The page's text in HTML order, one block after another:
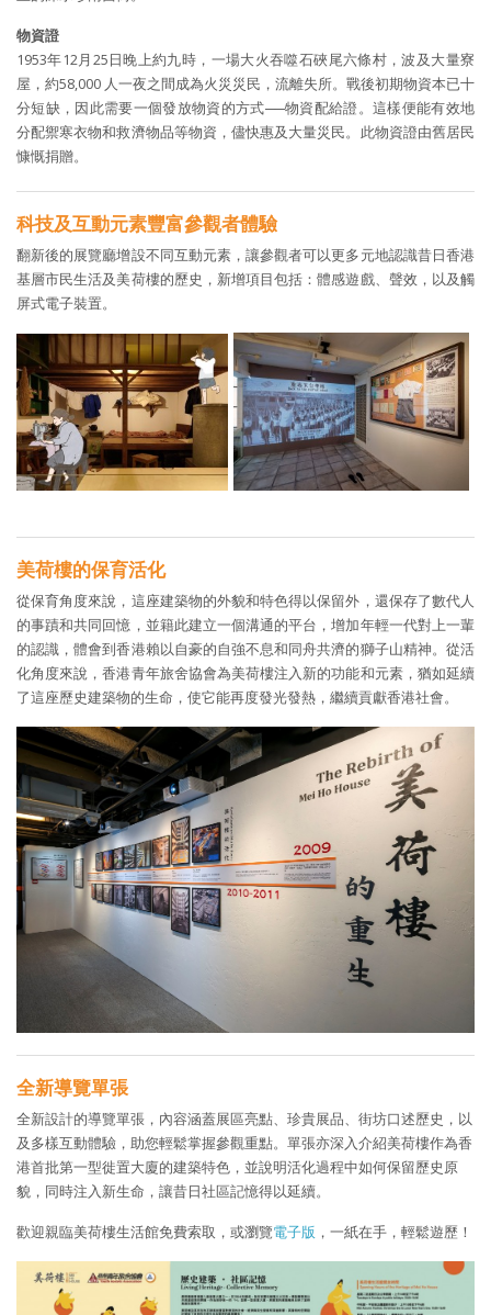
物資證
1953年12月25日晚上約九時，一場大火吞噬石硤尾六條村，波及大量寮
屋，約58,000 人一夜之間成為火災災民，流離失所。戰後初期物資本已十
分短缺，因此需要一個發放物資的方式──物資配給證。這樣便能有效地
分配禦寒衣物和救濟物品等物資，儘快惠及大量災民。此物資證由舊居民
慷慨捐贈。
科技及互動元素豐富參觀者體驗
翻新後的展覽廳增設不同互動元素，讓參觀者可以更多元地認識昔日香港
基層市民生活及美荷樓的歷史，新增項目包括：體感遊戲、聲效，以及觸
屏式電子裝置。
美荷樓的保育活化
從保育角度來說，這座建築物的外貌和特色得以保留外，還保存了數代人
的事蹟和共同回憶，並籍此建立一個溝通的平台，增加年輕一代對上一輩
的認識，體會到香港賴以自豪的自強不息和同舟共濟的獅子山精神。從活
化角度來說，香港青年旅舍協會為美荷樓注入新的功能和元素，猶如延續
了這座歷史建築物的生命，使它能再度發光發熱，繼續貢獻香港社會。
全新導覽單張
全新設計的導覽單張，內容涵蓋展區亮點、珍貴展品、街坊口述歷史，以
及多樣互動體驗，助您輕鬆掌握參觀重點。單張亦深入介紹美荷樓作為香
港首批第一型徙置大廈的建築特色，並說明活化過程中如何保留歷史原
貌，同時注入新生命，讓昔日社區記憶得以延續。
歡迎親臨美荷樓生活館免費索取，或瀏覽電子版 ，一紙在手，輕鬆遊歷！